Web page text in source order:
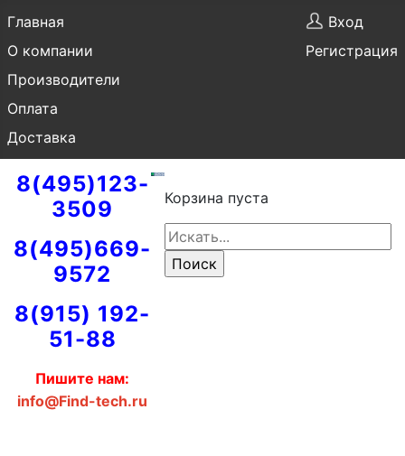
Главная
О компании
Производители
Оплата
Доставка
Вход
Регистрация
8(495)123-
3509
8(495)669-
9572
8(915) 192-
51-88
Пишите нам:
info@Find-tech.ru
Корзина пуста